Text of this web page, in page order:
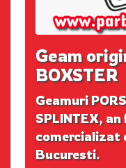
Geam
BOXSTER
Geamuri
SPLINTEX,
comercializat
Bucuresti.